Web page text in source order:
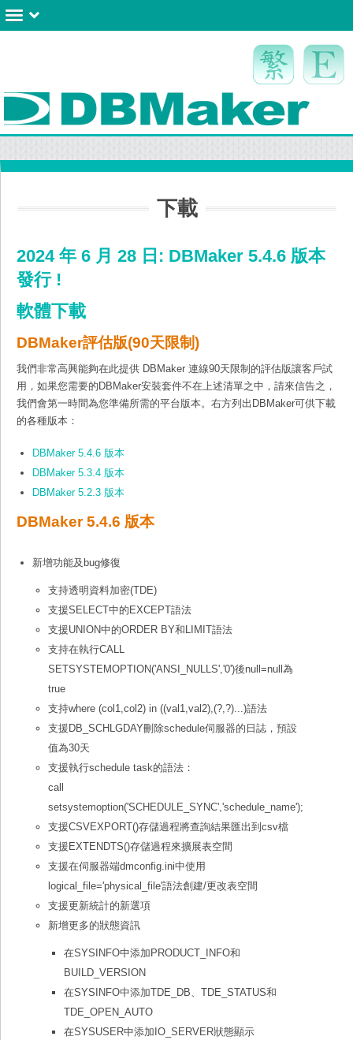
下載
2024 年 6 月 28 日: DBMaker 5.4.6 版本
發行 !
軟體下載
DBMaker評估版(90天限制)
我們非常高興能夠在此提供 DBMaker 連線90天限制的評估版讓客戶試
用，如果您需要的DBMaker安裝套件不在上述清單之中，請來信告之，
我們會第一時間為您準備所需的平台版本。右方列出DBMaker可供下載
的各種版本：
DBMaker 5.4.6 版本
DBMaker 5.3.4 版本
DBMaker 5.2.3 版本
DBMaker 5.4.6 版本
新增功能及bug修復
支持透明資料加密(TDE)
支援SELECT中的EXCEPT語法
支援UNION中的ORDER BY和LIMIT語法
支持在執行CALL
SETSYSTEMOPTION('ANSI_NULLS','0')後null=null為
true
支持where (col1,col2) in ((val1,val2),(?,?)...)語法
支援DB_SCHLGDAY刪除schedule伺服器的日誌，預設
值為30天
支援執行schedule task的語法：
call
setsystemoption('SCHEDULE_SYNC','schedule_name');
支援CSVEXPORT()存儲過程將查詢結果匯出到csv檔
支援EXTENDTS()存儲過程來擴展表空間
支援在伺服器端dmconfig.ini中使用
logical_file='physical_file'語法創建/更改表空間
支援更新統計的新選項
新增更多的狀態資訊
在SYSINFO中添加PRODUCT_INFO和
BUILD_VERSION
在SYSINFO中添加TDE_DB、TDE_STATUS和
TDE_OPEN_AUTO
在SYSUSER中添加IO_SERVER狀態顯示